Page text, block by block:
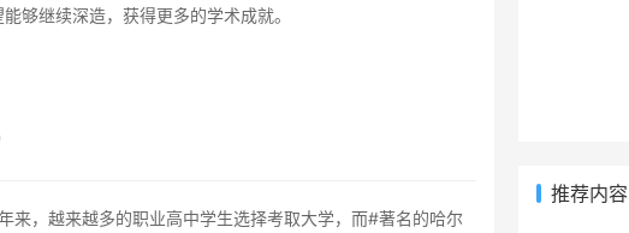
够继续深造，获得更多的学术成就。
推荐内容